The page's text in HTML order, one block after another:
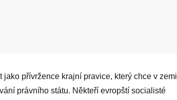
přívržence krajní pravice, který chce v zemi
právního státu. Někteří evropští socialisté